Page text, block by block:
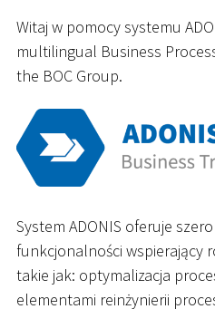
Witaj w pomocy systemu
multilingual Business
the BOC Group.
System ADONIS oferuje
funkcjonalności wspierający
takie jak: optymalizacja
elementami reinżynierii